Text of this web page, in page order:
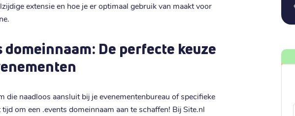
extensie en hoe je er optimaal gebruik van maakt voor
domeinnaam: De perfecte keuze
die naadloos aansluit bij je evenementenbureau of specifieke
om een .events domeinnaam aan te schaffen! Bij Site.nl